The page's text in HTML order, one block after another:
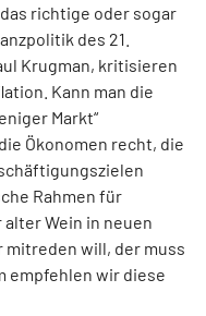
richtige oder sogar
des 21.
Krugman, kritisieren
Kann man die
Markt“
Ökonomen recht, die
Rahmen für
Wein in neuen
mitreden will, der muss
empfehlen wir diese